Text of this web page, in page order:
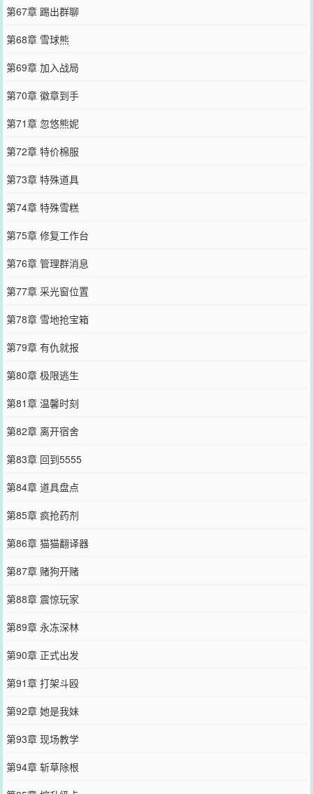
第67章 踢出群聊
第68章 雪球熊
第69章 加入战局
第70章 徽章到手
第71章 忽悠熊妮
第72章 特价棉服
第73章 特殊道具
第74章 特殊雪糕
第75章 修复工作台
第76章 管理群消息
第77章 采光窗位置
第78章 雪地抢宝箱
第79章 有仇就报
第80章 极限逃生
第81章 温馨时刻
第82章 离开宿舍
第83章 回到5555
第84章 道具盘点
第85章 疯抢药剂
第86章 猫猫翻译器
第87章 赌狗开赌
第88章 震惊玩家
第89章 永冻深林
第90章 正式出发
第91章 打架斗殴
第92章 她是我妹
第93章 现场教学
第94章 斩草除根